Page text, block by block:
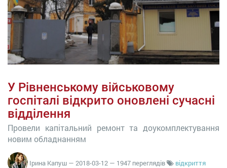
У Рівненському військовому
госпіталі відкрито оновлені сучасні
відділення
Провели капітальний ремонт та доукомплектування
новим обладнанням
Ірина Капуш — 2018-03-12 — 1947 переглядів
відкриття